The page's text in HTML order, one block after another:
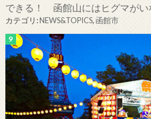
できる！ 函館山にはヒグマがい
カテゴリ:NEWS&TOPICS,函館市